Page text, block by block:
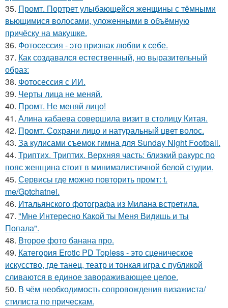
35. Промт. Портрет улыбающейся женщины с тёмными
вьющимися волосами, уложенными в объёмную
причёску на макушке.
36. Фотосессия - это признак любви к себе.
37. Как создавался естественный, но выразительный
образ:
38. Фотосессия с ИИ.
39. Черты лица не меняй.
40. Промт. Не меняй лицо!
41. Алина кабаева совершила визит в столицу Китая.
42. Промт. Сохрани лицо и натуральный цвет волос.
43. За кулисами съемок гимна для Sunday Night Football.
44. Триптих. Триптих. Верхняя часть: близкий ракурс по
пояс женщина стоит в минималистичной белой студии.
45. Сервисы где можно повторить промт: t.
me/Gptchatnei.
46. Итальянского фотографа из Милана встретила.
47. "Мне Интересно Какой ты Меня Видишь и ты
Попала".
48. Второе фото банана про.
49. Категория Erotic PD Topless - это сценическое
искусство, где танец, театр и тонкая игра с публикой
сливаются в единое завораживающее целое.
50. В чём необходимость сопровождения визажиста/
стилиста по прическам.